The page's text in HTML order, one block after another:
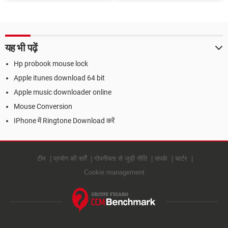
यह भी पढ़ें
Hp probook mouse lock
Apple itunes download 64 bit
Apple music downloader online
Mouse Conversion
IPhone में Ringtone Download करें
टीम प्रयोग की शर्तें गोपनीयता से जुड़ी नीति संपर्क
चार्टर
Cookie management